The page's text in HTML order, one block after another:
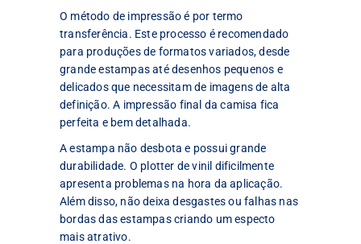
O método de impressão é por termo
transferência. Este processo é recomendado
para produções de formatos variados, desde
grande estampas até desenhos pequenos e
delicados que necessitam de imagens de alta
definição. A impressão final da camisa fica
perfeita e bem detalhada.
A estampa não desbota e possui grande
durabilidade. O plotter de vinil dificilmente
apresenta problemas na hora da aplicação.
Além disso, não deixa desgastes ou falhas nas
bordas das estampas criando um especto
mais atrativo.